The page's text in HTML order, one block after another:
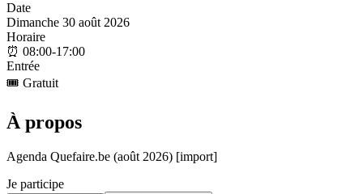
Date
Dimanche 30 août 2026
Horaire
⏰ 08:00-17:00
Entrée
🎟️ Gratuit
À propos
Agenda Quefaire.be (août 2026) [import]
Je participe